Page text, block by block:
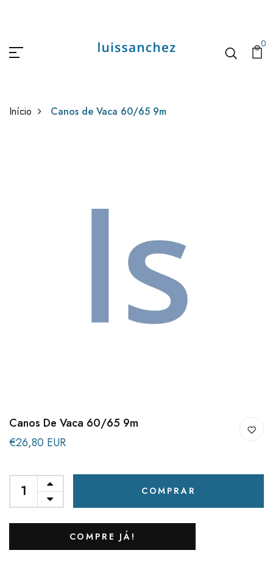
0
Início Canos de Vaca 60/65 9m
Canos De Vaca 60/65 9m
€26,80 EUR
COMPRAR
COMPRE JÁ!